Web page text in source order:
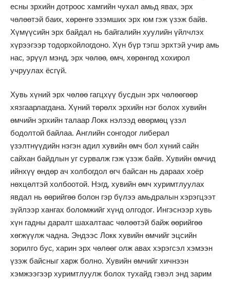
есны зрхийн дотроос хамгийн чухал амьд явах, эрх
чөлөөтэй баих, хөрөнгө эзэмших эрх юм гэж үзэж байв.
Хүмүүсийн эрх байдал нь байгалийн хуулийн үйлчлэх
хүрээгээр тодорхойлогдоно. Хүн бүр тэгш эрхтэй учир амь
нас, эрүүл мэнд, эрх чөлөө, өмч, хөрөнгөд хохирол
учруулах ёсгүй.
Хувь хүний эрх чөлөө гагцхүү бусдын эрх чөлөөгөөр
хязгаарлагдана. Хүний төрөлх эрхийн нэг болох хувийн
өмчийн эрхийн талаар Локк нэлээд өвөрмөц үзэл
бодолтой байлаа. Английн сонгодог либерал
үзэлтнүүдийн нэгэн адил хувийн өмч бол хүний сайн
сайхан байдлын уг сурвалж гэж үзэж байв. Хувийн өмчид
ийнхүү өндөр ач холбогдол өгч байсан нь дараах хоёр
нөхцөлтэй холбоотой. Нэгд, хувийн өмч хуримтлуулах
явдал нь өөрийгөө болон гэр бүлээ амьдралын хэрэгцээт
зүйлээр хангах боломжийг хүнд олгодог. Ингэснээр хувь
хүн гадны даралт шахалтаас чөлөөтэй байж өөрийгөө
хөгжүүлж чадна. Эндээс Локк хувийн өмчийг эцсийн
зорилго бус, харин эрх чөлөөг олж авах хэрэгсэл хэмээн
үзэж байсныг харж болно. Хувийн өмчийг хичнээн
хэмжээгээр хуримтлуулж болох тухайд гэвэл энд зарим